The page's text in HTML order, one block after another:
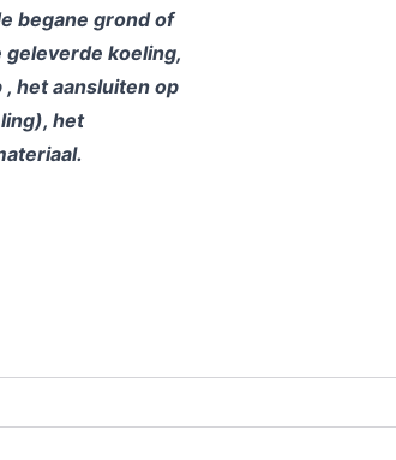
begane grond of
geleverde koeling,
het aansluiten op
het